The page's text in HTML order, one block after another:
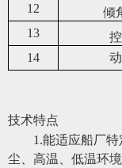
12
倾
13
14
技术特点
1 .能适应船厂
尘、高温、低温环境